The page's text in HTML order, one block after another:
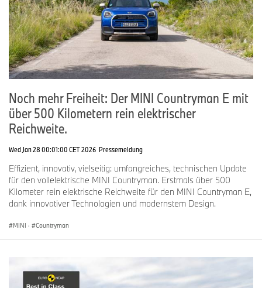
Noch mehr Freiheit: Der MINI Countryman E mit
über 500 Kilometern rein elektrischer
Reichweite.
Wed Jan 28 00:01:00 CET 2026 Pressemeldung
Effizient, innovativ, vielseitig: umfangreiches, technischen Update
für den vollelektrische MINI Countryman. Erstmals über 500
Kilometer rein elektrische Reichweite für den MINI Countryman E,
dank innovativer Technologien und modernstem Design.
MINI · Countryman